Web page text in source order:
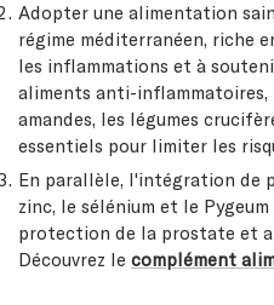
Adopter une alimentation
régime méditerranéen, riche
les inflammations et à
aliments anti-inflammatoires,
amandes, les légumes
essentiels pour limiter les
En parallèle, l'intégration de
zinc, le sélénium et le
protection de la prostate et
Découvrez le complément